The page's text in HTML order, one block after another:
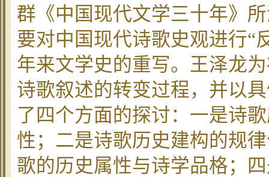
群《中国现代文学三十年》
要对中国现代诗歌史观进行“
年来文学史的重写。王泽龙
诗歌叙述的转变过程，并以
了四个方面的探讨：一是诗
性；二是诗歌历史建构的规
歌的历史属性与诗学品格；